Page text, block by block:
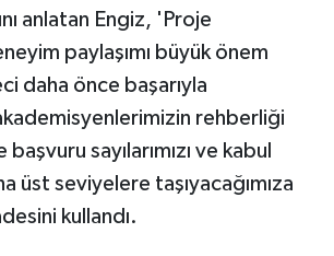
anlatan Engiz, 'Proje
paylaşımı büyük önem
daha önce başarıyla
rehberliği
sayılarımızı ve kabul
üst seviyelere taşıyacağımıza
kullandı.